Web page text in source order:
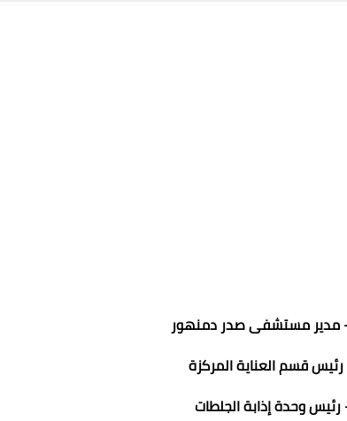
– مدير مستشفى صدر دمنهور
قسم العناية المركزة
وحدة إذابة الجلطات